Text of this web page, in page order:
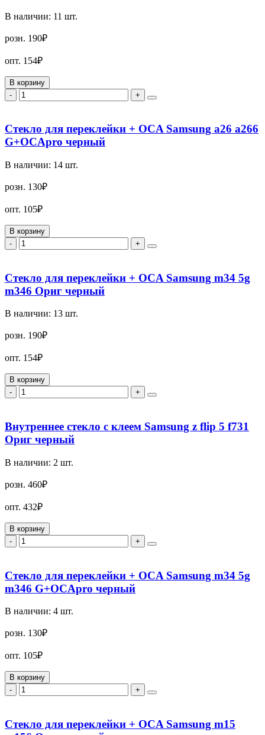
В наличии: 11 шт.
розн. 190₽
опт. 154₽
В корзину
-
+
Стекло для переклейки + OCA Samsung a26 a266
G+OCApro черный
В наличии: 14 шт.
розн. 130₽
опт. 105₽
В корзину
-
+
Стекло для переклейки + OCA Samsung m34 5g
m346 Ориг черный
В наличии: 13 шт.
розн. 190₽
опт. 154₽
В корзину
-
+
Внутреннее стекло с клеем Samsung z flip 5 f731
Ориг черный
В наличии: 2 шт.
розн. 460₽
опт. 432₽
В корзину
-
+
Стекло для переклейки + OCA Samsung m34 5g
m346 G+OCApro черный
В наличии: 4 шт.
розн. 130₽
опт. 105₽
В корзину
-
+
Стекло для переклейки + OCA Samsung m15